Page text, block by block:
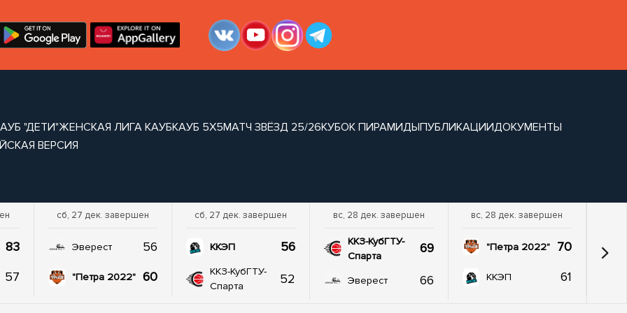
"ДЕТИ"ЖЕНСКАЯ ЛИГА КАУБКАУБ 5Х5МАТЧ ЗВЁЗД 25/26КУБОК ПИРАМИДЫПУБЛИКАЦИИДОКУМЕНТЫ
ВЕРСИЯ
83
57
сб, 27 дек. завершен
Эверест 56
"Петра 2022" 60
сб, 27 дек. завершен
ККЭП 56
ККЗ-КубГТУ-
Спарта
52
вс, 28 дек. завершен
ККЗ-КубГТУ-
Спарта
69
Эверест 66
вс, 28 дек. завершен
"Петра 2022" 70
ККЭП 61